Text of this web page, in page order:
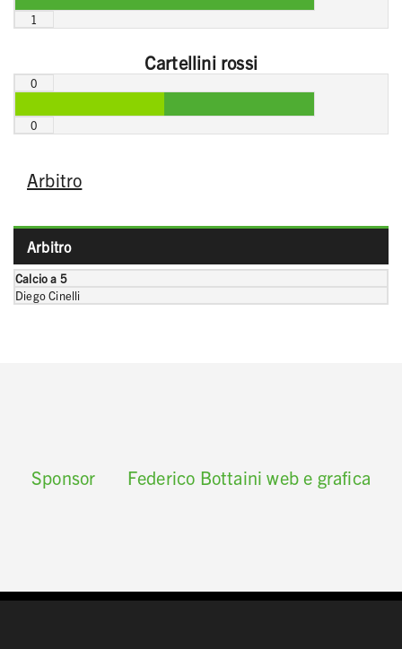
1
Cartellini rossi
0
0
Arbitro
Arbitro
Calcio a 5
Diego Cinelli
Sponsor Federico Bottaini web e grafica